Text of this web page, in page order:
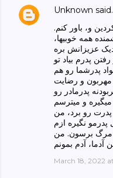
Unknown
و، باور کنم.
همچین صندوق۲ ارزشمنده همه خوبیها،
پدرم بیاد تو
پدرشما رو هم
مهربون و رضایت
پدرمادر رو
رو برد، من
مرگ برسون. من
March 18, 2022